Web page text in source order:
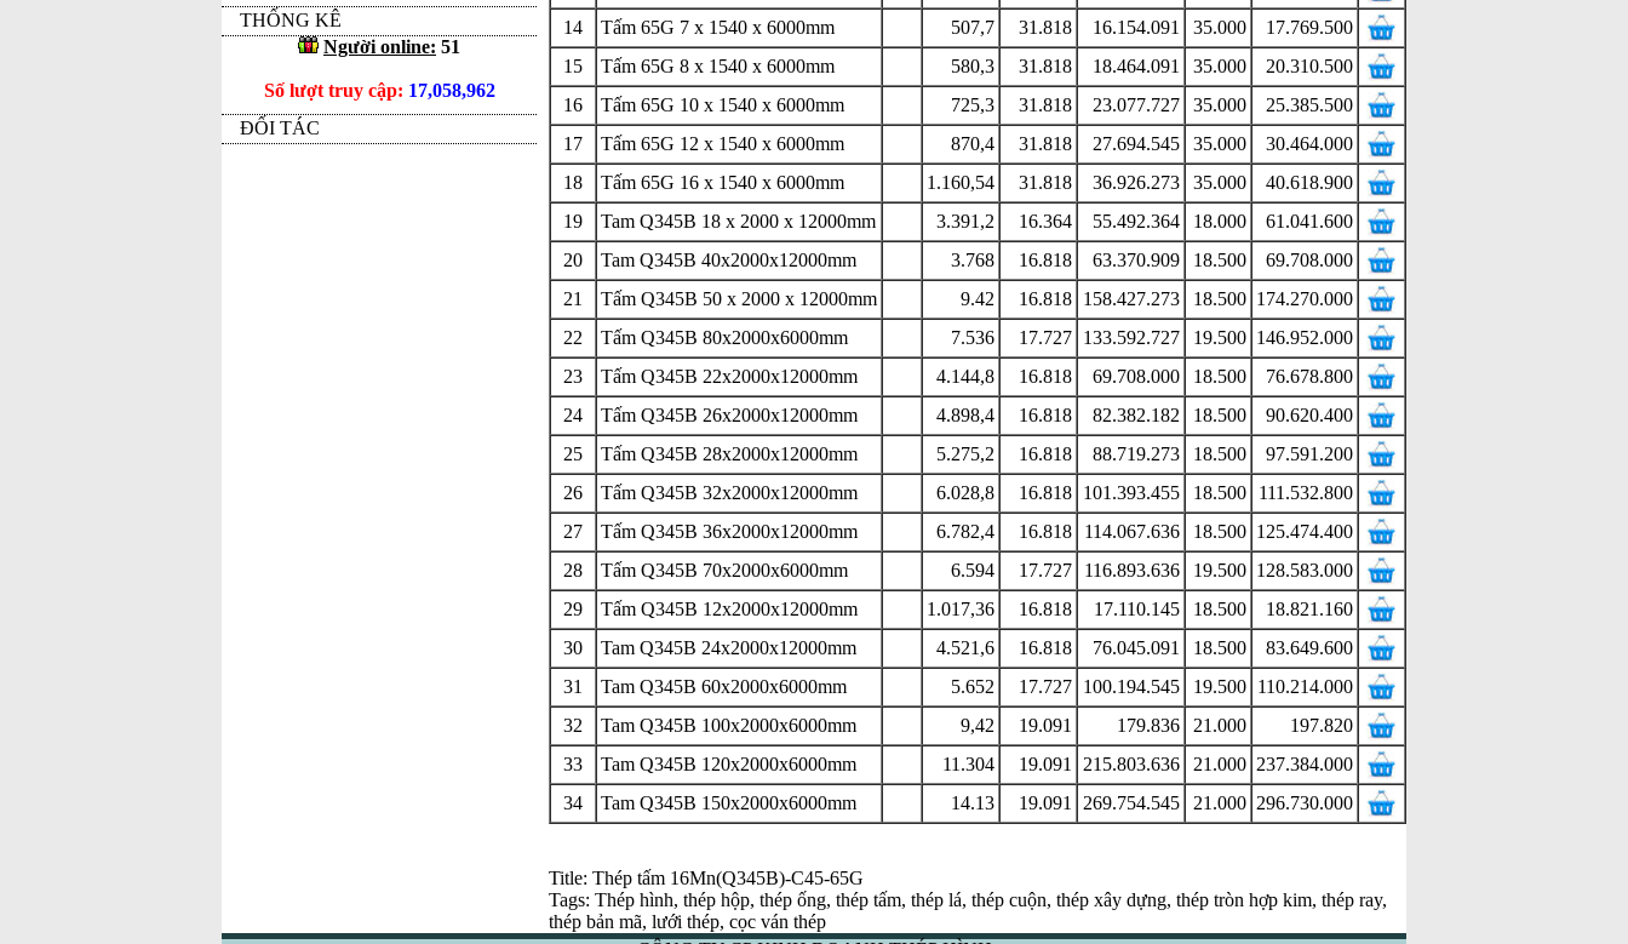
THỐNG KÊ
Người online: 51
Số lượt truy cập: 17,058,962
ĐỐI TÁC
14
Tấm 65G 7 x 1540 x 6000mm 507,7 31.818 16.154.091 35.000
17.769.500
15
Tấm 65G 8 x 1540 x 6000mm 580,3 31.818 18.464.091 35.000
20.310.500
16
Tấm 65G 10 x 1540 x 6000mm 725,3 31.818 23.077.727 35.000
25.385.500
17
Tấm 65G 12 x 1540 x 6000mm 870,4 31.818 27.694.545 35.000
30.464.000
18
Tấm 65G 16 x 1540 x 6000mm 1.160,54 31.818 36.926.273 35.000
40.618.900
19
Tam Q345B 18 x 2000 x 12000mm 3.391,2 16.364 55.492.364 18.000
61.041.600
20
Tam Q345B 40x2000x12000mm 3.768 16.818 63.370.909 18.500
69.708.000
21
Tấm Q345B 50 x 2000 x 12000mm 9.42 16.818 158.427.273 18.500 174.270.000
22
Tấm Q345B 80x2000x6000mm 7.536 17.727 133.592.727 19.500 146.952.000
23
Tấm Q345B 22x2000x12000mm 4.144,8 16.818 69.708.000 18.500
76.678.800
24
Tấm Q345B 26x2000x12000mm 4.898,4 16.818 82.382.182 18.500
90.620.400
25
Tấm Q345B 28x2000x12000mm 5.275,2 16.818 88.719.273 18.500
97.591.200
26
Tấm Q345B 32x2000x12000mm 6.028,8 16.818 101.393.455 18.500
111.532.800
27
Tấm Q345B 36x2000x12000mm 6.782,4 16.818 114.067.636 18.500 125.474.400
28
Tấm Q345B 70x2000x6000mm 6.594 17.727 116.893.636 19.500 128.583.000
29
Tấm Q345B 12x2000x12000mm 1.017,36 16.818 17.110.145 18.500
18.821.160
30
Tam Q345B 24x2000x12000mm 4.521,6 16.818 76.045.091 18.500
83.649.600
31
Tam Q345B 60x2000x6000mm 5.652 17.727 100.194.545 19.500 110.214.000
32
Tam Q345B 100x2000x6000mm 9,42 19.091 179.836 21.000
197.820
33
Tam Q345B 120x2000x6000mm 11.304 19.091 215.803.636 21.000 237.384.000
34
Tam Q345B 150x2000x6000mm 14.13 19.091 269.754.545 21.000 296.730.000
Title: Thép tấm 16Mn(Q345B)-C45-65G
Tags: Thép hình, thép hộp, thép ống, thép tấm, thép lá, thép cuộn, thép xây dựng, thép tròn hợp kim, thép ray,
thép bản mã, lưới thép, cọc ván thép